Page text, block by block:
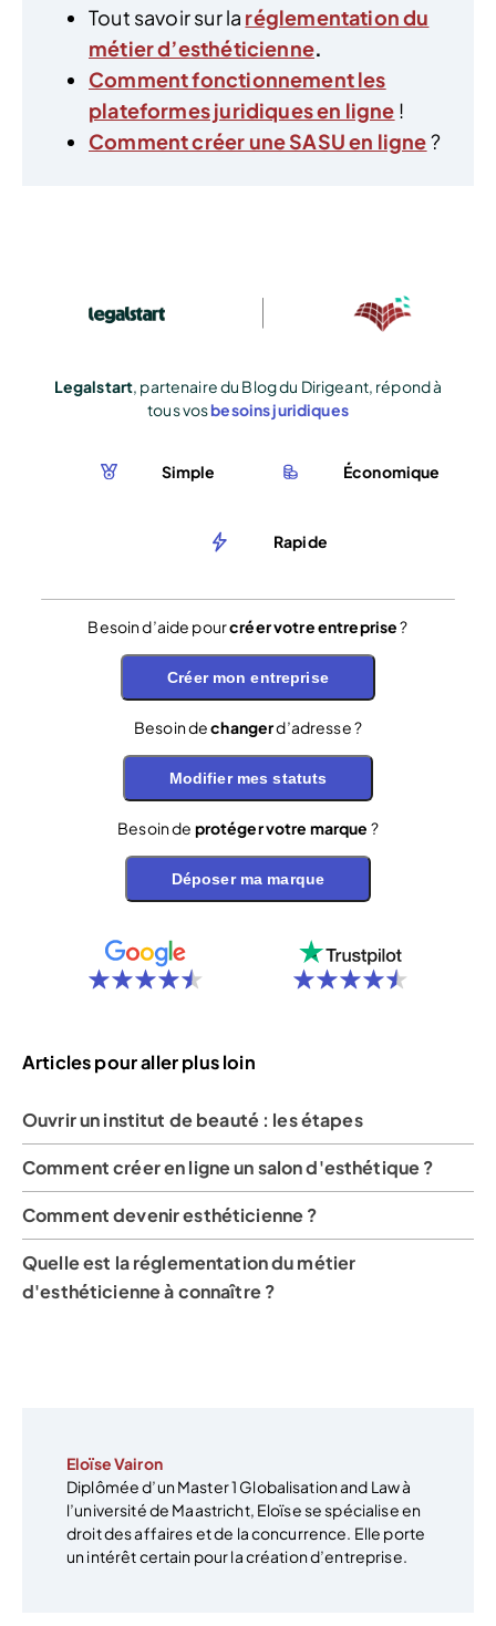
Tout savoir sur la réglementation du
métier d’esthéticienne.
Comment fonctionnement les
plateformes juridiques en ligne !
Comment créer une SASU en ligne?
Legalstart, partenaire du Blog du Dirigeant, répond à
tous vosbesoins juridiques
Simple Économique
Rapide
Besoin d’aide pourcréer votre entreprise?
Créer mon entreprise
Besoin dechangerd’adresse ?
Modifier mes statuts
Besoin de protéger votre marque ?
Déposer ma marque
Articles pour aller plus loin
Ouvrir un institut de beauté : les étapes
Comment créer en ligne un salon d'esthétique ?
Comment devenir esthéticienne ?
Quelle est la réglementation du métier
d'esthéticienne à connaître ?
Eloïse Vairon
Diplômée d’un Master 1 Globalisation and Law à
l’université de Maastricht, Eloïse se spécialise en
droit des affaires et de la concurrence. Elle porte
un intérêt certain pour la création d’entreprise.